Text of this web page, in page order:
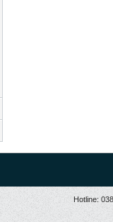
Hotline: